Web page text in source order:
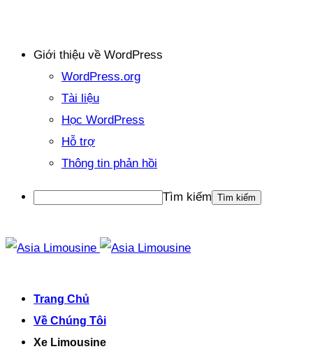
Giới thiệu về WordPress
WordPress.org
Tài liệu
Học WordPress
Hỗ trợ
Thông tin phản hồi
Tìm kiếm
Trang Chủ
Về Chúng Tôi
Xe Limousine